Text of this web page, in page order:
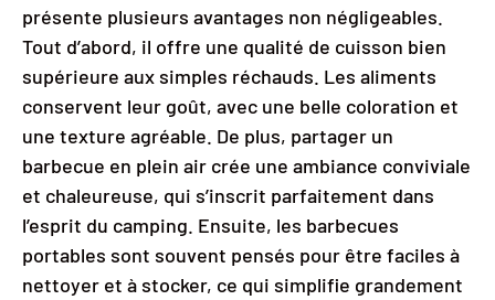
présente plusieurs avantages non négligeables.
Tout d’abord, il offre une qualité de cuisson bien
supérieure aux simples réchauds. Les aliments
conservent leur goût, avec une belle coloration et
une texture agréable. De plus, partager un
barbecue en plein air crée une ambiance conviviale
et chaleureuse, qui s’inscrit parfaitement dans
l’esprit du camping. Ensuite, les barbecues
portables sont souvent pensés pour être faciles à
nettoyer et à stocker, ce qui simplifie grandement